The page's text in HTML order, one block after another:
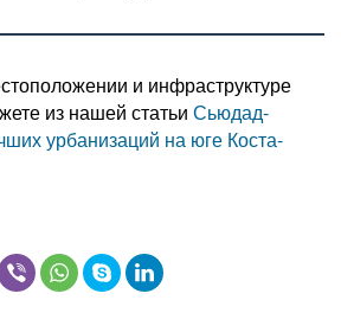
и инфраструктуре
из нашей статьи Сьюдад-
урбанизаций на юге Коста-